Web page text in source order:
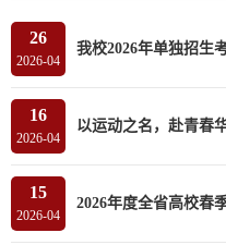
26
2026-04
我校2026年单独招生
16
2026-04
15
2026-04